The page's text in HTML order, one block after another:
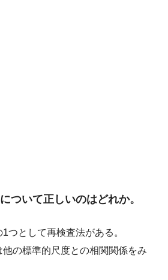
ついて正しいのはどれか。
つとして再検査法がある。
の標準的尺度との相関関係をみ